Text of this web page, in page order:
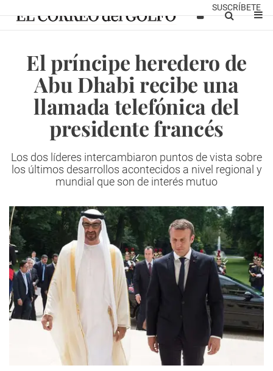
SUSCRÍBETE
El príncipe heredero de
Abu Dhabi recibe una
llamada telefónica del
presidente francés
Los dos líderes intercambiaron puntos de vista sobre
los últimos desarrollos acontecidos a nivel regional y
mundial que son de interés mutuo